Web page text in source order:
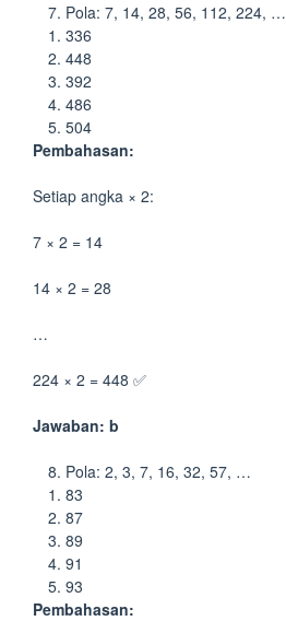
Pola: 7, 14, 28, 56, 112, 224, …
336
448
392
486
504
Pembahasan:
Setiap angka × 2:
7 × 2 = 14
14 × 2 = 28
…
224 × 2 = 448 ✅
Jawaban: b
Pola: 2, 3, 7, 16, 32, 57, …
83
87
89
91
93
Pembahasan: